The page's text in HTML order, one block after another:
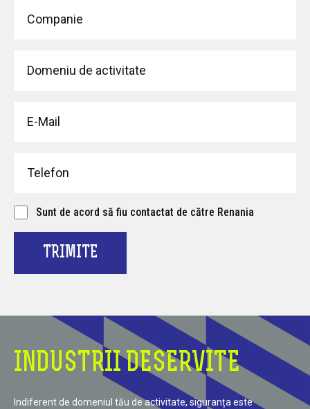
Sunt de acord să fiu contactat de către Renania
TRIMITE
INDUSTRII DESERVITE
Indiferent de domeniul tău de activitate, siguranța este